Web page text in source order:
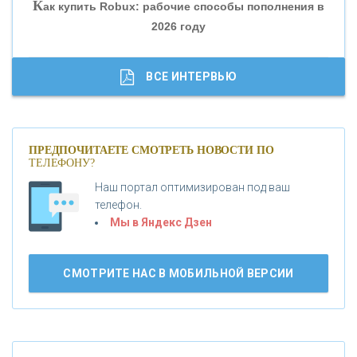
«ГАЗПРОМБАНК»
«МОСКОВСКИЙ КРЕДИТНЫЙ БАНК»
«БАНК ВОЗРОЖДЕНИЕ»
АО «КРЕДИТ ЕВРОПА БАНК»
Как купить Robux: рабочие способы пополнения в
2026 году
Банки.ру обновил логотип впервые за 19 лет -
ВСЕ ИНТЕРВЬЮ
ПРЕДПОЧИТАЕТЕ СМОТРЕТЬ НОВОСТИ ПО
ТЕЛЕФОНУ?
Наш портал оптимизирован под ваш
телефон.
Мы в Яндекс Дзен
СМОТРИТЕ НАС В МОБИЛЬНОЙ ВЕРСИИ